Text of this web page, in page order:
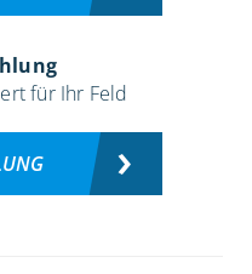
für Ihr Feld